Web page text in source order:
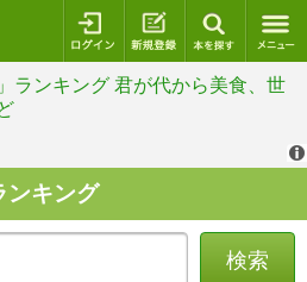
ログイン 新規登録
キング
検索